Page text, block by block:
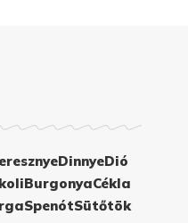
DinnyeDió
BurgonyaCékla
SpenótSütőtök